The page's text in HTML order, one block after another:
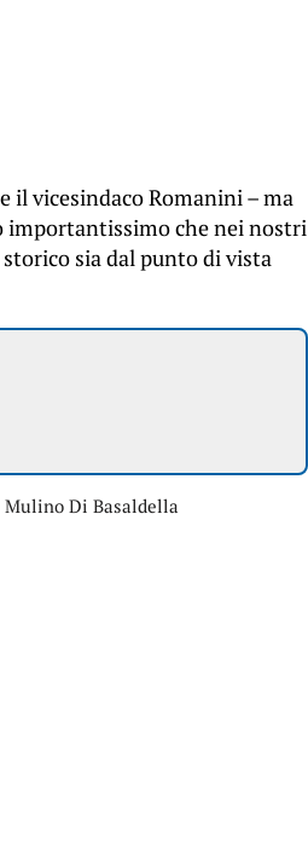
il vicesindaco Romanini – ma
importantissimo che nei nostri
sia dal punto di vista
Mulino Di Basaldella